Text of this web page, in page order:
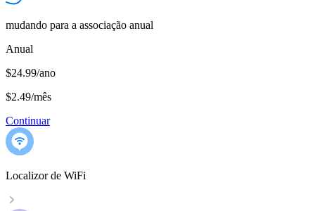
mudando para a associação anual
Anual
$24.99/ano
$2.49/mês
Continuar
Localizor de WiFi